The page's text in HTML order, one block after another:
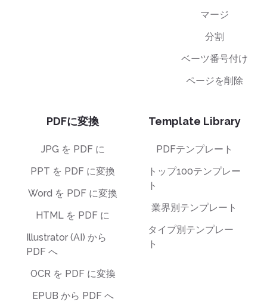
マージ
分割
ベーツ番号付け
ページを削除
PDFに変換
JPG を PDF に
PPT を PDF に変換
Word を PDF に変換
HTML を PDF に
Illustrator (AI) から
PDF へ
OCR を PDF に変換
EPUB から PDF へ
Template Library
PDFテンプレート
トップ100テンプレー
ト
業界別テンプレート
タイプ別テンプレー
ト